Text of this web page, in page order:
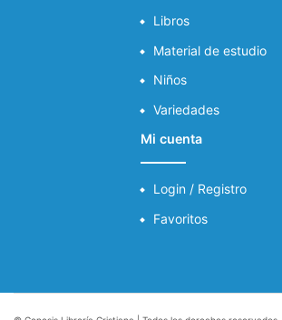
Libros
Material de estudio
Niños
Variedades
Mi cuenta
Login / Registro
Favoritos